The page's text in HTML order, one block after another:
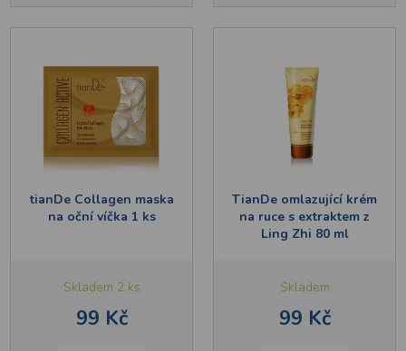
tianDe Collagen maska
na oční víčka 1 ks
Skladem 2 ks
99 Kč
TianDe omlazující krém
na ruce s extraktem z
Ling Zhi 80 ml
Skladem
99 Kč